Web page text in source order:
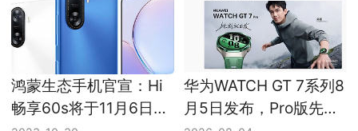
鸿蒙生态手机官宣：Hi
畅享60s将于11月6日正
华为WATCH GT 7系列8
月5日发布，Pro版先把